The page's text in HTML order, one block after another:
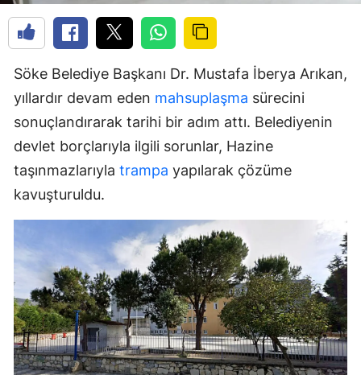
Söke Belediye Başkanı Dr. Mustafa İberya Arıkan,
yıllardır devam eden mahsuplaşma sürecini
sonuçlandırarak tarihi bir adım attı. Belediyenin
devlet borçlarıyla ilgili sorunlar, Hazine
taşınmazlarıyla trampa yapılarak çözüme
kavuşturuldu.